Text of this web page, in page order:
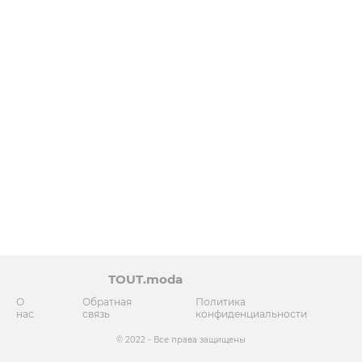
TOUT.moda
О
нас
Обратная
связь
Политика
конфиденциальности
© 2022 - Все права защищены